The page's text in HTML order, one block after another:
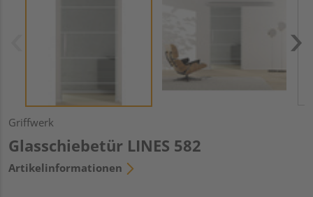
Griffwerk
Glasschiebetür LINES 582
Artikelinformationen